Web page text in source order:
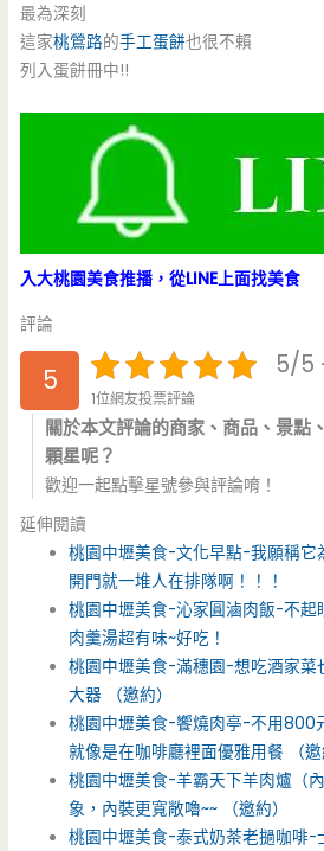
最為深刻
這家桃鶯路的手工蛋餅也很不賴
列入蛋餅冊中!!
入大桃園美食推播，從LINE上面找美食
評論
5 5/5
1位網友投票評論
關於本文評論的商家、商品、景點
顆星呢？
歡迎一起點擊星號參與評論唷！
延伸閱讀
桃園中壢美食-文化早點-我願稱它
開門就一堆人在排隊啊！！！
桃園中壢美食-沁家圓滷肉飯-不起
肉羹湯超有味~好吃！
桃園中壢美食-滿穗園-想吃酒家菜
大器 （邀約）
桃園中壢美食-饗燒肉亭-不用800
就像是在咖啡廳裡面優雅用餐 （邀
桃園中壢美食-羊霸天下羊肉爐（
象，內裝更寬敞嚕~~ （邀約）
桃園中壢美食-泰式奶茶老撾咖啡-